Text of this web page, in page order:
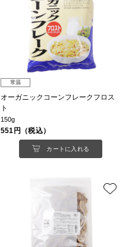
常温
オーガニックコーンフレークフロス
ト
150g
551円（税込）
カートに入れる